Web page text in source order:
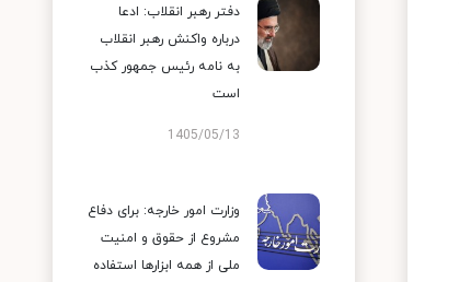
دفتر رهبر انقلاب: ادعا
درباره واکنش رهبر انقلاب
به نامه رئیس جمهور کذب
است
1405/05/13
وزارت امور خارجه: برای دفاع
مشروع از حقوق و امنیت
ملی از همه ابزارها استفاده